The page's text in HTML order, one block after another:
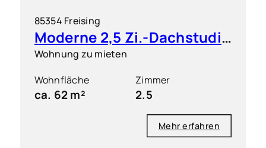
85354 Freising
Moderne 2,5 Zi.-Dachstudio-Wohnung mit West-Balkon
Wohnung zu mieten
Wohnfläche
ca. 62 m²
Zimmer
2.5
Mehr erfahren